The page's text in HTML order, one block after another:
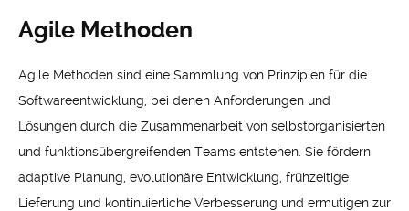
Agile Methoden
Agile Methoden sind eine Sammlung von Prinzipien für die
Softwareentwicklung, bei denen Anforderungen und
Lösungen durch die Zusammenarbeit von selbstorganisierten
und funktionsübergreifenden Teams entstehen. Sie fördern
adaptive Planung, evolutionäre Entwicklung, frühzeitige
Lieferung und kontinuierliche Verbesserung und ermutigen zur